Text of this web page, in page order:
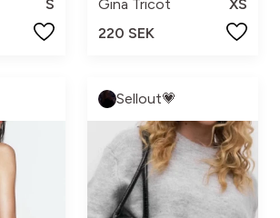
S
Gina Tricot
XS
220 SEK
Sellout💗